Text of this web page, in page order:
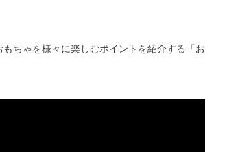
ちゃを様々に楽しむポイントを紹介する「お